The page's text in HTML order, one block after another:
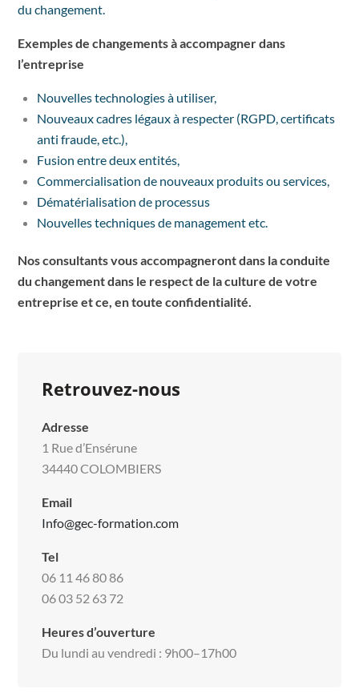
du changement.
Exemples de changements à accompagner dans
l’entreprise
Nouvelles technologies à utiliser,
Nouveaux cadres légaux à respecter (RGPD, certificats
anti fraude, etc.),
Fusion entre deux entités,
Commercialisation de nouveaux produits ou services,
Dématérialisation de processus
Nouvelles techniques de management etc.
Nos consultants vous accompagneront dans la conduite
du changement dans le respect de la culture de votre
entreprise et ce, en toute confidentialité.
Retrouvez-nous
Adresse
1 Rue d’Ensérune
34440 COLOMBIERS
Email
Info@gec-formation.com
Tel
06 11 46 80 86
06 03 52 63 72
Heures d’ouverture
Du lundi au vendredi : 9h00–17h00